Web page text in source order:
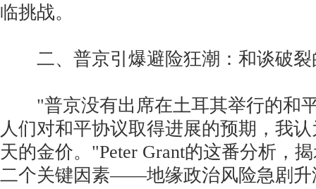
临挑战。
二、普京引爆避险狂潮：和谈破裂
"普京没有出席在土耳其举行的和
人们对和平协议取得进展的预期，我
天的金价。"Peter Grant的这番分析，
二个关键因素——地缘政治风险急剧升